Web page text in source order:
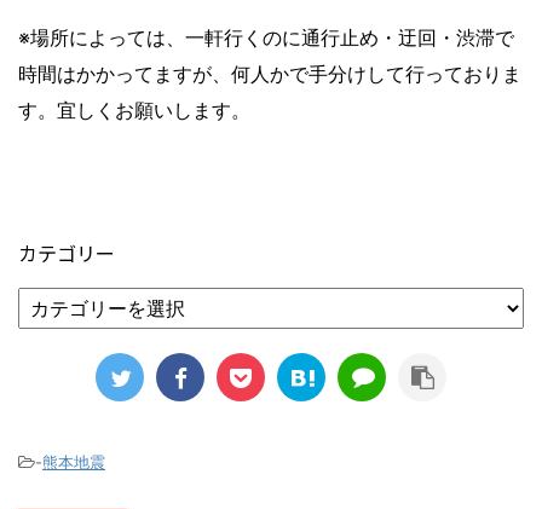
※場所によっては、一軒行くのに通行止め・迂回・渋滞で
時間はかかってますが、何人かで手分けして行っておりま
す。宜しくお願いします。
カテゴリー
-熊本地震